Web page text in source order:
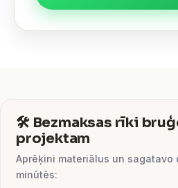
🛠️ Bezmaksas rīki
projektam
Aprēķini materiālus un sagatavo
minūtēs: